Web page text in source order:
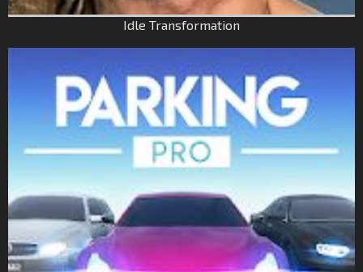
Idle Transformation